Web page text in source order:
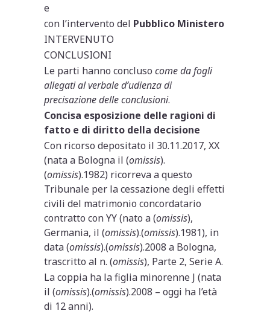
e
con l’intervento del Pubblico Ministero
INTERVENUTO
CONCLUSIONI
Le parti hanno conclusocome da fogli
allegati al verbale d’udienza di
precisazione delle conclusioni.
Concisa esposizione delle ragioni di
fatto e di diritto della decisione
Con ricorso depositato il 30.11.2017, XX
(nata a Bologna il (omissis).
(omissis).1982) ricorreva a questo
Tribunale per la cessazione degli effetti
civili del matrimonio concordatario
contratto con YY (nato a (omissis),
Germania, il (omissis).(omissis).1981), in
data (omissis).(omissis).2008 a Bologna,
trascritto al n. (omissis), Parte 2, Serie A.
La coppia ha la figlia minorenne J (nata
il (omissis).(omissis).2008 – oggi ha l’età
di 12 anni).